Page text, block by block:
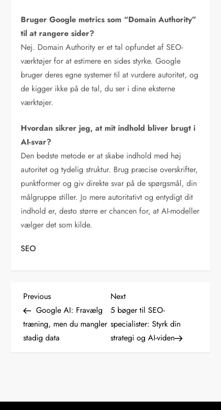
Bruger Google metrics som “Domain Authority”
til at rangere sider?
Nej. Domain Authority er et tal opfundet af SEO-
værktøjer for at estimere en sides styrke. Google
bruger deres egne systemer til at vurdere autoritet, og
de kigger ikke på de tal, du ser i dine eksterne
værktøjer.
Hvordan sikrer jeg, at mit indhold bliver brugt i
AI-svar?
Den bedste metode er at skabe indhold med høj
autoritet og tydelig struktur. Brug præcise overskrifter,
punktformer og giv direkte svar på de spørgsmål, din
målgruppe stiller. Jo mere autoritativt og entydigt dit
indhold er, desto større er chancen for, at AI-modeller
vælger det som kilde.
SEO
I
n
d
Previous
Post
Previous
Google AI: Fravælg
træning, men du mangler
stadig data
Next
Post
Next
5 bøger til SEO-
specialister: Styrk din
strategi og AI-viden